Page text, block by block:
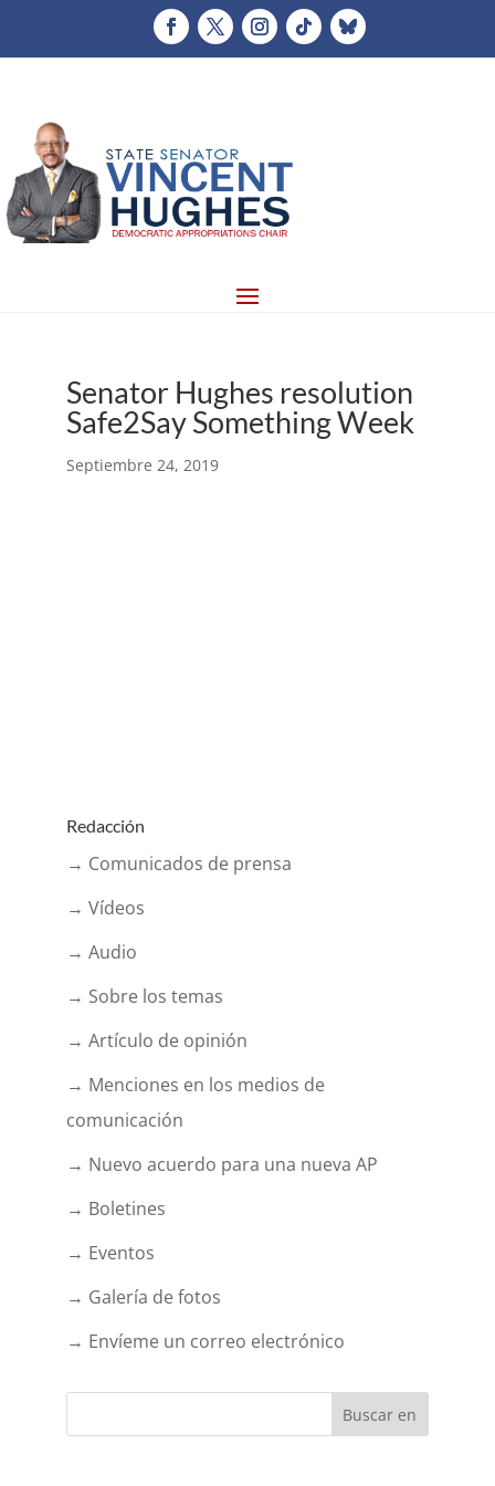
Senator Hughes resolution
Safe2Say Something Week
Septiembre 24, 2019
Redacción
→ Comunicados de prensa
→ Vídeos
→ Audio
→ Sobre los temas
→ Artículo de opinión
→ Menciones en los medios de
comunicación
→ Nuevo acuerdo para una nueva AP
→ Boletines
→ Eventos
→ Galería de fotos
→ Envíeme un correo electrónico